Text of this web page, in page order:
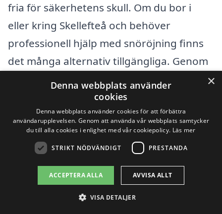
fria för säkerhetens skull. Om du bor i
eller kring Skellefteå och behöver
professionell hjälp med snöröjning finns
det många alternativ tillgängliga. Genom
vår plattform kan du enkelt få kontakt
med pålitliga företagsaktörer som
erbjuder snöröjningstjänster i området.
För ökad bekvämlighet kan du också
överväga att kontakta företag i de
närliggande städerna. Här är några
exempel på städer där du kan hitta
×
Denna webbplats använder
cookies
Denna webbplats använder cookies för att förbättra
användarupplevelsen. Genom att använda vår webbplats samtycker
du till alla cookies i enlighet med vår cookiepolicy. Läs mer
STRIKT NÖDVÄNDIGT PRESTANDA
ACCEPTERA ALLA AVVISA ALLT
VISA DETALJER